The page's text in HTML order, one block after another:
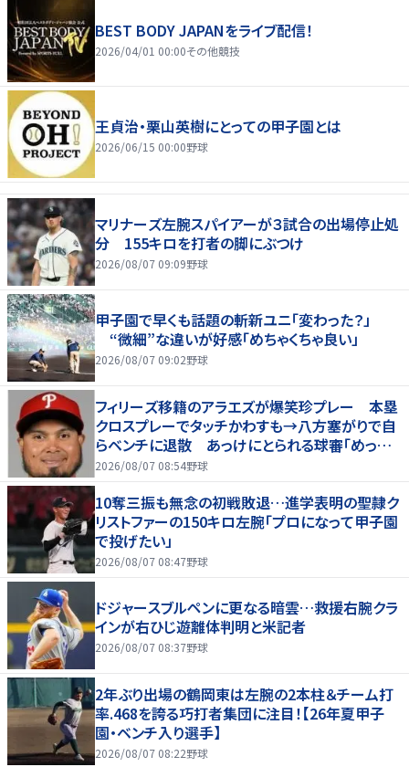
BEST BODY JAPANをライブ配信！
2026/04/01 00:00その他競技
王貞治・栗山英樹にとっての甲子園とは
2026/06/15 00:00野球
マリナーズ左腕スパイアーが３試合の出場停止処
分 155キロを打者の脚にぶつけ
2026/08/07 09:09野球
甲子園で早くも話題の斬新ユニ「変わった？」
“微細”な違いが好感「めちゃくちゃ良い」
2026/08/07 09:02野球
フィリーズ移籍のアラエズが爆笑珍プレー 本塁
クロスプレーでタッチかわすも→八方塞がりで自
らベンチに退散 あっけにとられる球審「めっちゃ
笑った」
2026/08/07 08:54野球
10奪三振も無念の初戦敗退…進学表明の聖隷ク
リストファーの150キロ左腕「プロになって甲子園
で投げたい」
2026/08/07 08:47野球
ドジャースブルペンに更なる暗雲…救援右腕クラ
インが右ひじ遊離体判明と米記者
2026/08/07 08:37野球
2年ぶり出場の鶴岡東は左腕の2本柱＆チーム打
率.468を誇る巧打者集団に注目！【26年夏甲子
園・ベンチ入り選手】
2026/08/07 08:22野球